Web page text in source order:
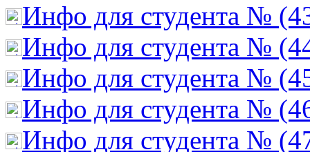
Инфо для студента №
Инфо для студента №
Инфо для студента №
Инфо для студента №
Инфо для студента №